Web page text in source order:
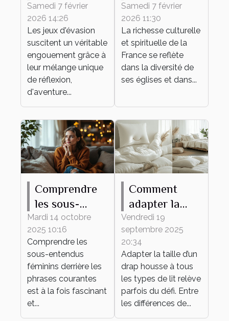
vos chances
de succès
dans un jeu
d'évasion
Samedi 7 février
2026 14:26
Les jeux d'évasion
suscitent un véritable
engouement grâce à
leur mélange unique
de réflexion,
d'aventure...
églises
françaises à
travers leurs
messes
Samedi 7 février
2026 11:30
La richesse culturelle
et spirituelle de la
France se reflète
dans la diversité de
ses églises et dans...
Comprendre
les sous-
entendus
féminins
derrière les
phrases
courantes
Mardi 14 octobre
2025 10:16
Comprendre les
sous-entendus
féminins derrière les
phrases courantes
est à la fois fascinant
et...
Comment
adapter la
taille de votre
drap housse à
tout type de
lit ?
Vendredi 19
septembre 2025
20:34
Adapter la taille d’un
drap housse à tous
les types de lit relève
parfois du défi. Entre
les différences de...